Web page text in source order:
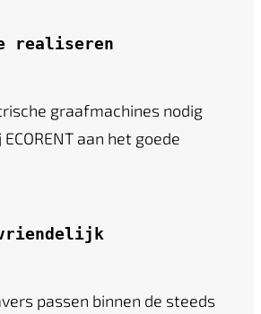
realiseren
graafmachines nodig
aan het goede
passen binnen de steeds